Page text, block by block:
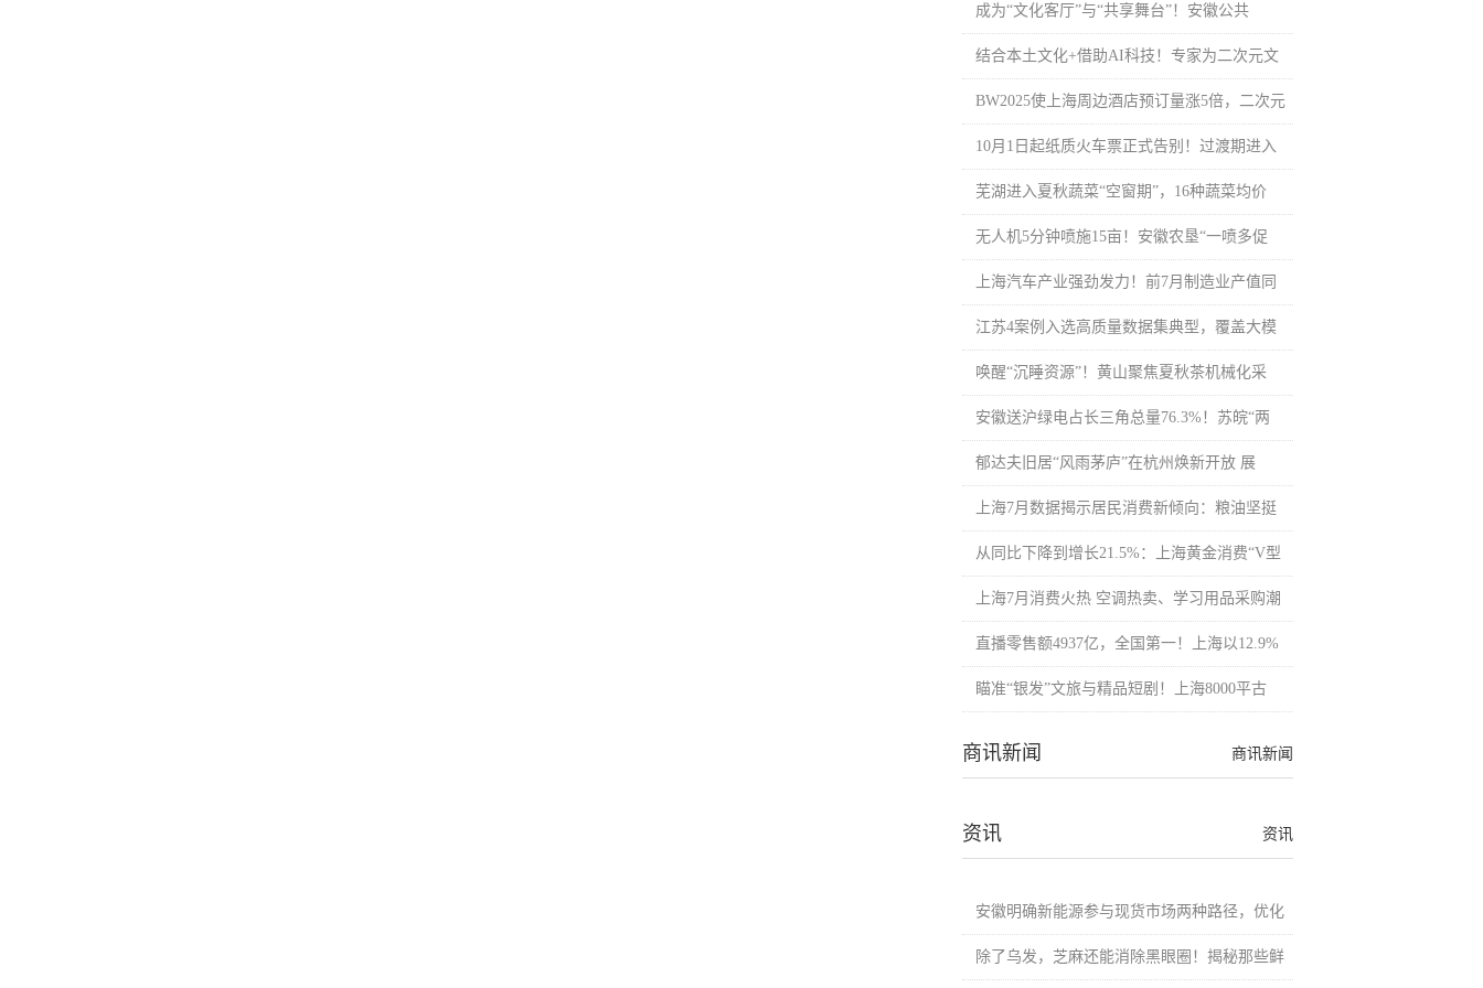
成为“文化客厅”与“共享舞台”！安徽公共
结合本土文化+借助AI科技！专家为二次元文
BW2025使上海周边酒店预订量涨5倍，二次元
10月1日起纸质火车票正式告别！过渡期进入
芜湖进入夏秋蔬菜“空窗期”，16种蔬菜均价
无人机5分钟喷施15亩！安徽农垦“一喷多促
上海汽车产业强劲发力！前7月制造业产值同
江苏4案例入选高质量数据集典型，覆盖大模
唤醒“沉睡资源”！黄山聚焦夏秋茶机械化采
安徽送沪绿电占长三角总量76.3%！苏皖“两
郁达夫旧居“风雨茅庐”在杭州焕新开放 展
上海7月数据揭示居民消费新倾向：粮油坚挺
从同比下降到增长21.5%：上海黄金消费“V型
上海7月消费火热 空调热卖、学习用品采购潮
直播零售额4937亿，全国第一！上海以12.9%
瞄准“银发”文旅与精品短剧！上海8000平古
商讯新闻
商讯新闻
资讯
资讯
安徽明确新能源参与现货市场两种路径，优化
除了乌发，芝麻还能消除黑眼圈！揭秘那些鲜